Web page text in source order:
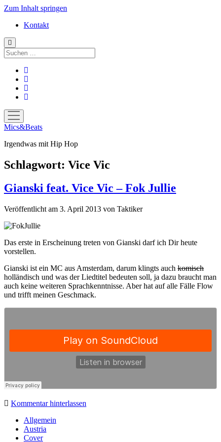
Zum Inhalt springen
Kontakt
Suchen
Menü
öffnen
Mics&Beats
Irgendwas mit Hip Hop
Schlagwort: Vice Vic
Gianski feat. Vice Vic – Fok Jullie
Veröffentlicht am 3. April 2013 von Taktiker
Das erste in Erscheinung treten von Gianski darf ich Dir heute
vorstellen.
Gianski ist ein MC aus Amsterdam, darum klingts auch komisch
holländisch und was der Liedtitel bedeuten soll, ja dazu braucht man
auch keine weiteren Sprachkenntnisse. Aber hat auf alle Fälle Flow
und trifft meinen Geschmack.
Kommentar hinterlassen
Sidebar
Allgemein
Austria
Cover